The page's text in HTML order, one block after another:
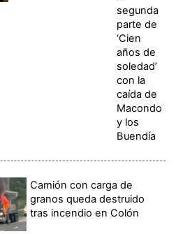
segunda
parte de
‘Cien
años de
soledad’
con la
caída de
Macondo
y los
Buendía
Camión con carga de
granos queda destruido
tras incendio en Colón